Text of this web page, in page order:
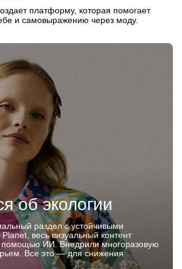
платформу, которая помогает
и самовыражению через моду.
об экологии
раздел с устойчивыми
весь визуальный контент
помощью ИИ. Внедрили многоразовую
Все это — для снижения